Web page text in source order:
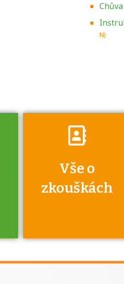
N)
Vše o
zkouškách
Zjistěte, jak se